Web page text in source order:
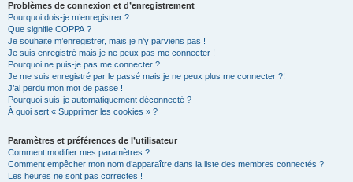
Problèmes de connexion et d’enregistrement
Pourquoi dois-je m’enregistrer ?
Que signifie COPPA ?
Je souhaite m’enregistrer, mais je n’y parviens pas !
Je suis enregistré mais je ne peux pas me connecter !
Pourquoi ne puis-je pas me connecter ?
Je me suis enregistré par le passé mais je ne peux plus me connecter ?!
J’ai perdu mon mot de passe !
Pourquoi suis-je automatiquement déconnecté ?
À quoi sert « Supprimer les cookies » ?
Paramètres et préférences de l’utilisateur
Comment modifier mes paramètres ?
Comment empêcher mon nom d’apparaître dans la liste des membres connectés ?
Les heures ne sont pas correctes !